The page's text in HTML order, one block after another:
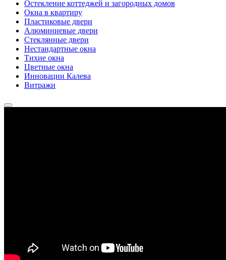
Остекление коттеджей и загородных домов
Окна в квартиру
Пластиковые двери
Алюминиевые двери
Стеклянные двери
Нестандартные окна
Тихие окна
Цветные окна
Инновации Калева
Витражи